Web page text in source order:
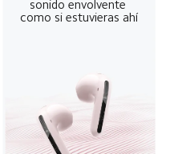
sonido envolvente
como si estuvieras ahí